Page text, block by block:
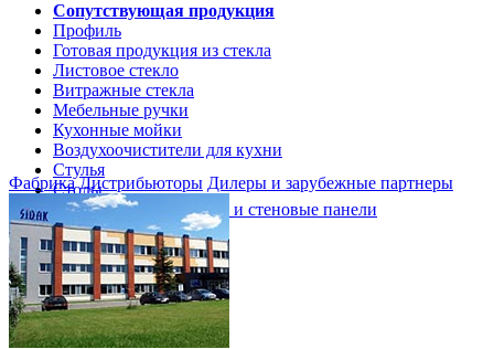
Сопутствующая продукция
Профиль
Готовая продукция из стекла
Листовое стекло
Витражные стекла
Мебельные ручки
Кухонные мойки
Воздухоочистители для кухни
Стулья
Столы
Кухонные столешницы и стеновые панели
Кухни и мебель
Кухни Softline Marine
Кухни Сидак-СП
Гид по декорам
Фабрика Дистрибьюторы Дилеры и зарубежные партнеры